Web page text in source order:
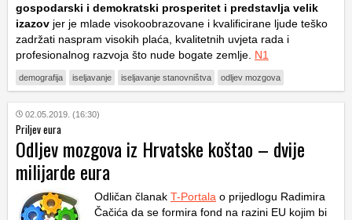
gospodarski i demokratski prosperitet i predstavlja velik
izazov jer je mlade visokoobrazovane i kvalificirane ljude teško
zadržati naspram visokih plaća, kvalitetnih uvjeta rada i
profesionalnog razvoja što nude bogate zemlje. N1
demografija iseljavanje iseljavanje stanovništva odljev mozgova
02.05.2019. (16:30)
Priljev eura
Odljev mozgova iz Hrvatske koštao – dvije
milijarde eura
Odličan članak T-Portala o prijedlogu Radimira
Čačića da se formira fond na razini EU kojim bi